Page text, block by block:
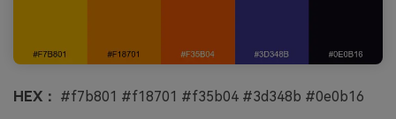
HEX： #f7b801 #f18701 #f35b04 #3d348b #0e0b16